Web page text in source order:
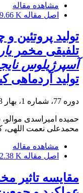
مشاهده مقاله
اصل مقاله K
تولید پروتئین
تلفیقی مخمر
آسپرژیلوس
تولید آردماهی
دوره 77، شماره 1، بهار 1403، صفحه
حمیده امیراسدی
محمدعلی نعمت اللهی،
مشاهده مقاله
اصل مقاله K
مقایسه تاثیر